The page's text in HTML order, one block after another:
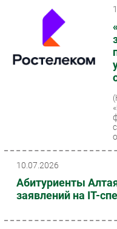
10.07.2026
Абитуриенты
заявлений на IT-